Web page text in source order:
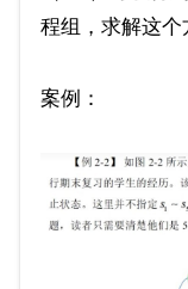
程组，求解这
案例：